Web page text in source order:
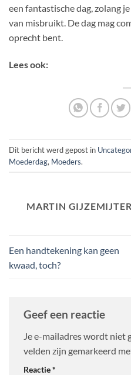
een fantastische dag, zolang
van misbruikt. De dag mag
oprecht bent.
Lees ook:
Dit bericht werd gepost in
Moederdag, Moeders.
MARTIN GIJZEMIJTER
Een handtekening kan geen
kwaad, toch?
Geef een reactie
Je e-mailadres wordt niet
velden zijn gemarkeerd
Reactie*